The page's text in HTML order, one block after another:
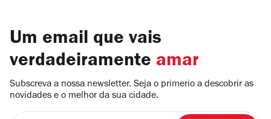
Um email que vais
verdadeiramente amar
Subscreva a nossa newsletter. Seja o primerio a descobrir as
novidades e o melhor da sua cidade.